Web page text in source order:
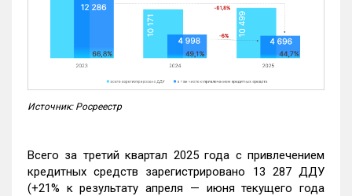
Источник: Росреестр
Всего за третий квартал 2025 года с привлечением
кредитных средств зарегистрировано 13 287 ДДУ
(+21% к результату апреля — июня текущего года